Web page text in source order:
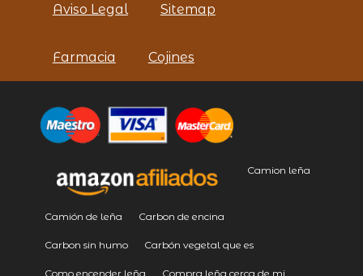
Aviso Legal Sitemap
Farmacia Cojines
Camion leña
Camión de leña Carbon de encina
Carbon sin humo Carbón vegetal que es
Como encender leña Compra leña cerca de mi